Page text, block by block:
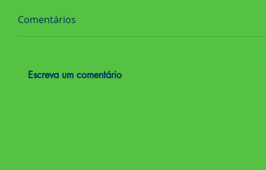
Comentários
Escreva um comentário